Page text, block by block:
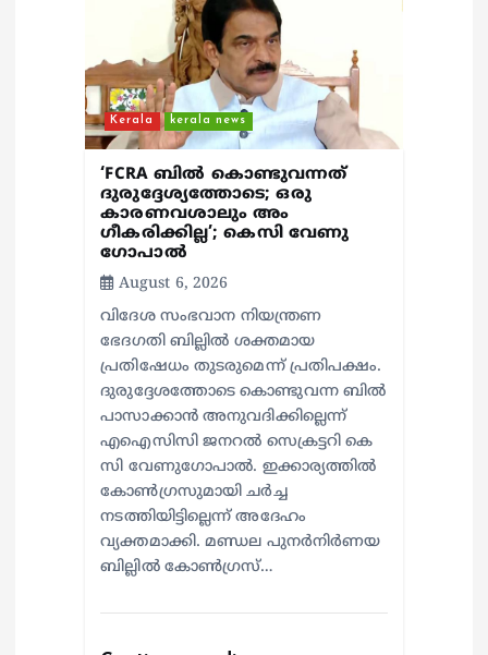
Kerala kerala news
‘FCRA ബിൽ കൊണ്ടുവന്നത്
ദുരുദ്ദേശ്യത്തോടെ; ഒരു
കാരണവശാലും അം​
ഗീകരിക്കില്ല’; കെസി വേണു​
ഗോപാൽ
August 6, 2026
വിദേശ സംഭവാന നിയന്ത്രണ
ഭേദഗതി ബില്ലിൽ ശക്തമായ
പ്രതിഷേധം തുടരുമെന്ന് പ്രതിപക്ഷം.
ദുരുദ്ദേശത്തോടെ കൊണ്ടുവന്ന ബിൽ
പാസാക്കാൻ അനുവദിക്കില്ലെന്ന്
എഐസിസി ജനറൽ സെക്രട്ടറി കെ
സി വേണുഗോപാൽ. ഇക്കാര്യത്തിൽ
കോൺഗ്രസുമായി ചർച്ച
നടത്തിയിട്ടില്ലെന്ന് അദേഹം
വ്യക്തമാക്കി. മണ്ഡല പുനർനിർണയ
ബില്ലിൽ കോൺഗ്രസ്…